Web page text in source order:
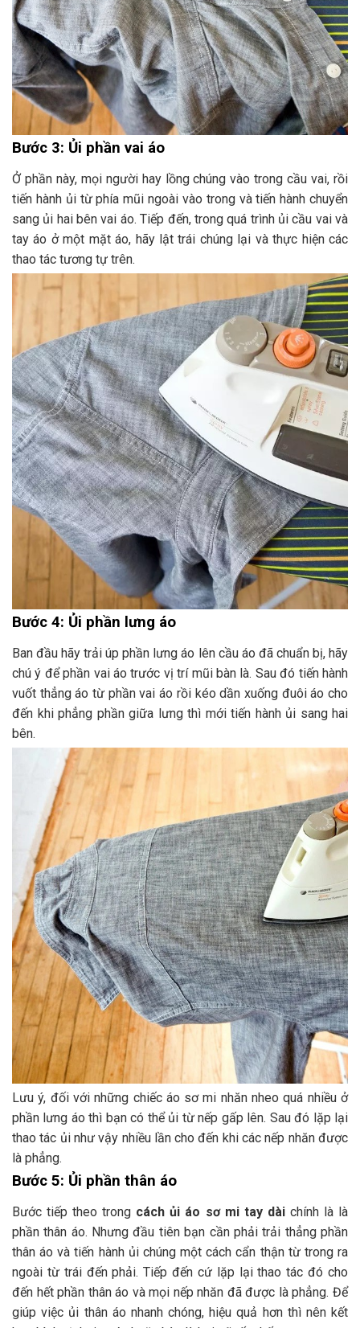
Bước 3: Ủi phần vai áo
Ở phần này, mọi người hay lồng chúng vào trong cầu vai, rồi
tiến hành ủi từ phía mũi ngoài vào trong và tiến hành chuyển
sang ủi hai bên vai áo. Tiếp đến, trong quá trình ủi cầu vai và
tay áo ở một mặt áo, hãy lật trái chúng lại và thực hiện các
thao tác tương tự trên.
Bước 4: Ủi phần lưng áo
Ban đầu hãy trải úp phần lưng áo lên cầu áo đã chuẩn bị, hãy
chú ý để phần vai áo trước vị trí mũi bàn là. Sau đó tiến hành
vuốt thẳng áo từ phần vai áo rồi kéo dần xuống đuôi áo cho
đến khi phẳng phần giữa lưng thì mới tiến hành ủi sang hai
bên.
Lưu ý, đối với những chiếc áo sơ mi nhăn nheo quá nhiều ở
phần lưng áo thì bạn có thể ủi từ nếp gấp lên. Sau đó lặp lại
thao tác ủi như vậy nhiều lần cho đến khi các nếp nhăn được
là phẳng.
Bước 5: Ủi phần thân áo
Bước tiếp theo trong cách ủi áo sơ mi tay dàichính là là
phần thân áo. Nhưng đầu tiên bạn cần phải trải thẳng phần
thân áo và tiến hành ủi chúng một cách cẩn thận từ trong ra
ngoài từ trái đến phải. Tiếp đến cứ lặp lại thao tác đó cho
đến hết phần thân áo và mọi nếp nhăn đã được là phẳng. Để
giúp việc ủi thân áo nhanh chóng, hiệu quả hơn thì nên kết